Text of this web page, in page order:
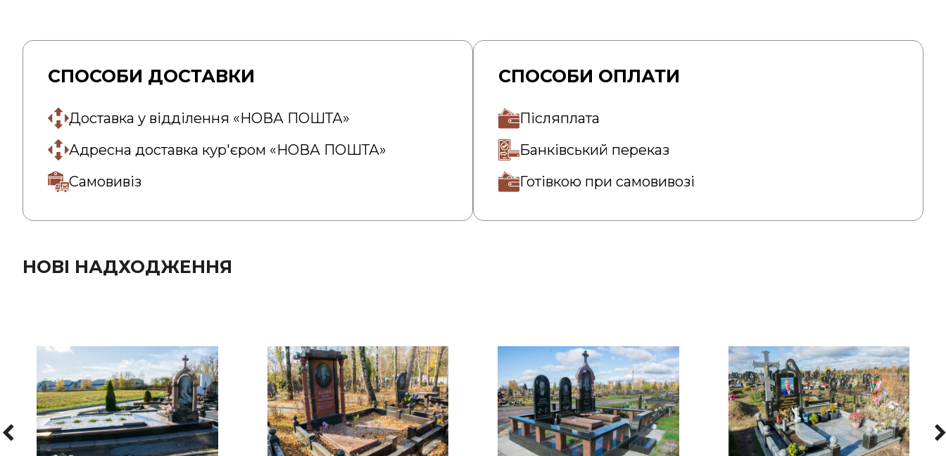
СПОСОБИ ДОСТАВКИ
Доставка у відділення «НОВА ПОШТА»
Адресна доставка кур'єром «НОВА ПОШТА»
Самовивіз
СПОСОБИ ОПЛАТИ
Післяплата
Банківський переказ
Готівкою при самовивозі
НОВІ НАДХОДЖЕННЯ